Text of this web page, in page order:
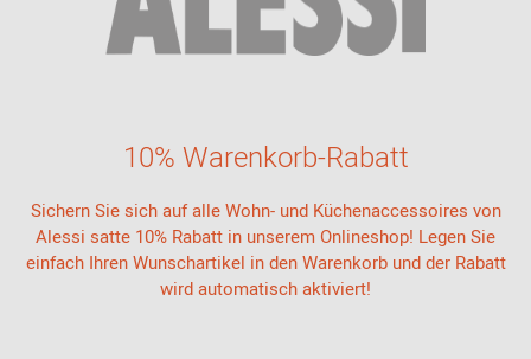
10% Warenkorb-Rabatt
Sichern Sie sich auf alle Wohn- und Küchenaccessoires von
Alessi satte 10% Rabatt in unserem Onlineshop! Legen Sie
einfach Ihren Wunschartikel in den Warenkorb und der Rabatt
wird automatisch aktiviert!